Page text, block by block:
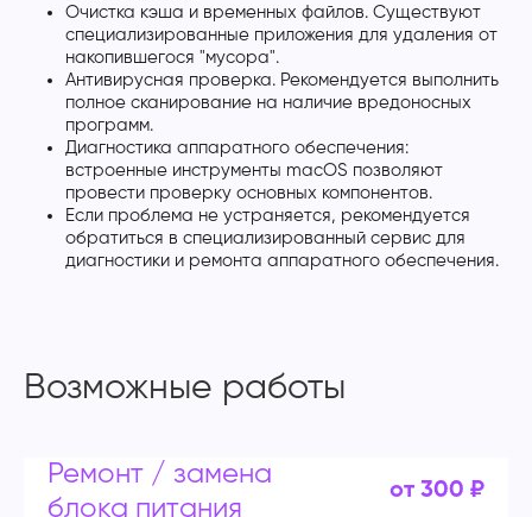
Очистка кэша и временных файлов. Существуют
специализированные приложения для удаления от
накопившегося "мусора".
Антивирусная проверка. Рекомендуется выполнить
полное сканирование на наличие вредоносных
программ.
Диагностика аппаратного обеспечения:
встроенные инструменты macOS позволяют
провести проверку основных компонентов.
Если проблема не устраняется, рекомендуется
обратиться в специализированный сервис для
диагностики и ремонта аппаратного обеспечения.
Возможные работы
Ремонт / замена
блока питания
от 300 ₽